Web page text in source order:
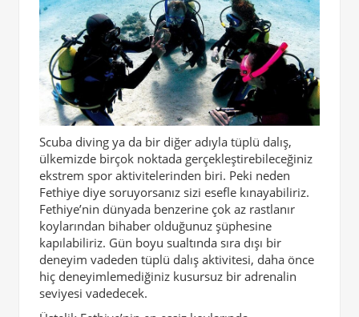
Scuba diving ya da bir diğer adıyla tüplü dalış,
ülkemizde birçok noktada gerçekleştirebileceğiniz
ekstrem spor aktivitelerinden biri. Peki neden
Fethiye diye soruyorsanız sizi esefle kınayabiliriz.
Fethiye’nin dünyada benzerine çok az rastlanır
koylarından bihaber olduğunuz şüphesine
kapılabiliriz. Gün boyu sualtında sıra dışı bir
deneyim vadeden tüplü dalış aktivitesi, daha önce
hiç deneyimlemediğiniz kusursuz bir adrenalin
seviyesi vadedecek.